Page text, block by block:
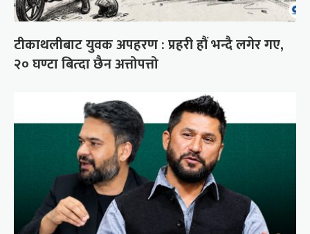
टीकाथलीबाट युवक अपहरण : प्रहरी हौं भन्दै लगेर गए,
२० घण्टा बित्दा छैन अत्तोपत्तो